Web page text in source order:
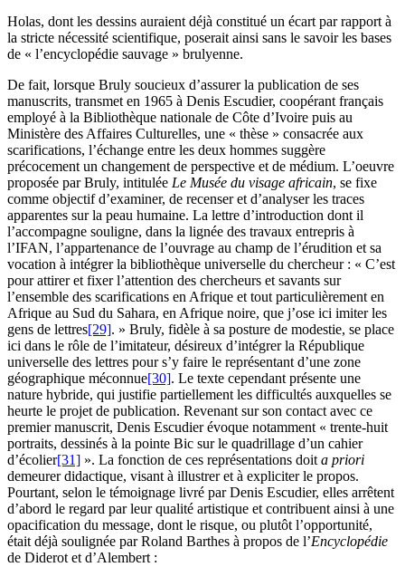
Holas, dont les dessins auraient déjà constitué un écart par rapport à
la stricte nécessité scientifique, poserait ainsi sans le savoir les bases
de « l’encyclopédie sauvage » brulyenne.
De fait, lorsque Bruly soucieux d’assurer la publication de ses
manuscrits, transmet en 1965 à Denis Escudier, coopérant français
employé à la Bibliothèque nationale de Côte d’Ivoire puis au
Ministère des Affaires Culturelles, une « thèse » consacrée aux
scarifications, l’échange entre les deux hommes suggère
précocement un changement de perspective et de médium. L’oeuvre
proposée par Bruly, intitulée Le Musée du visage africain, se fixe
comme objectif d’examiner, de recenser et d’analyser les traces
apparentes sur la peau humaine. La lettre d’introduction dont il
l’accompagne souligne, dans la lignée des travaux entrepris à
l’IFAN, l’appartenance de l’ouvrage au champ de l’érudition et sa
vocation à intégrer la bibliothèque universelle du chercheur : « C’est
pour attirer et fixer l’attention des chercheurs et savants sur
l’ensemble des scarifications en Afrique et tout particulièrement en
Afrique au Sud du Sahara, en Afrique noire, que j’ose ici imiter les
gens de lettres[29]. » Bruly, fidèle à sa posture de modestie, se place
ici dans le rôle de l’imitateur, désireux d’intégrer la République
universelle des lettres pour s’y faire le représentant d’une zone
géographique méconnue[30]. Le texte cependant présente une
nature hybride, qui justifie partiellement les difficultés auxquelles se
heurte le projet de publication. Revenant sur son contact avec ce
premier manuscrit, Denis Escudier évoque notamment « trente-huit
portraits, dessinés à la pointe Bic sur le quadrillage d’un cahier
d’écolier[31] ». La fonction de ces représentations doit a priori
demeurer didactique, visant à illustrer et à expliciter le propos.
Pourtant, selon le témoignage livré par Denis Escudier, elles arrêtent
d’abord le regard par leur qualité artistique et contribuent ainsi à une
opacification du message, dont le risque, ou plutôt l’opportunité,
était déjà soulignée par Roland Barthes à propos de l’Encyclopédie
de Diderot et d’Alembert :